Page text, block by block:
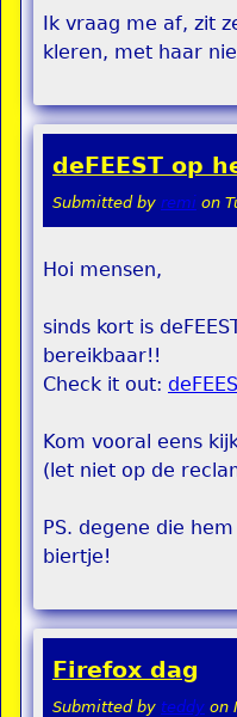
Ik vraag me af, zit
kleren, met haar
deFEEST op
Submitted by remi on
Hoi mensen,
sinds kort is
bereikbaar!!
Check it out:
Kom vooral eens
(let niet op de
PS. degene die
biertje!
Firefox dag
Submitted by teddy on